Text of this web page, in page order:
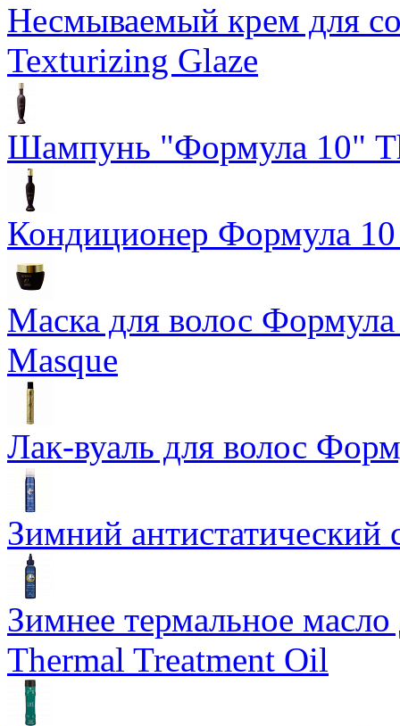
Несмываемый крем для
Texturizing Glaze
Шампунь "Формула 10"
Кондиционер Формула
Маска для волос
Masque
Лак-вуаль для волос
Зимний
Зимнее термальное
Thermal Treatment Oil